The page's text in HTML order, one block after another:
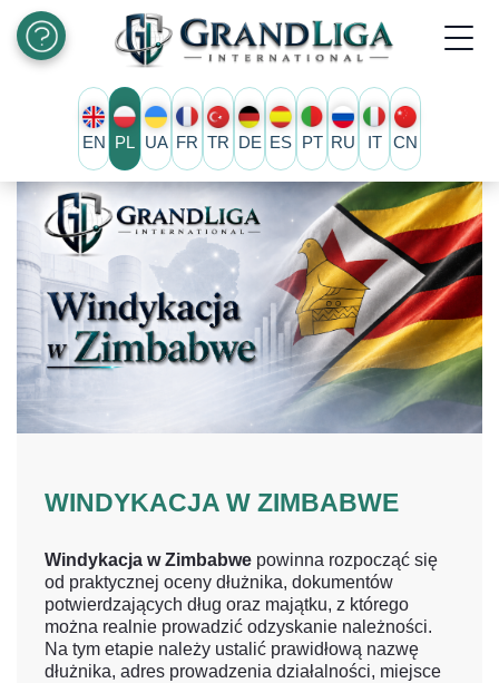
EN PL UA FR TR DE ES PT RU IT CN
WINDYKACJA W ZIMBABWE
Windykacja w Zimbabwe powinna rozpocząć się
od praktycznej oceny dłużnika, dokumentów
potwierdzających dług oraz majątku, z którego
można realnie prowadzić odzyskanie należności.
Na tym etapie należy ustalić prawidłową nazwę
dłużnika, adres prowadzenia działalności, miejsce